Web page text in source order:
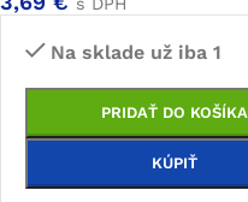
Na sklade už iba 1
PRIDAŤ DO KOŠÍKA
KÚPIŤ